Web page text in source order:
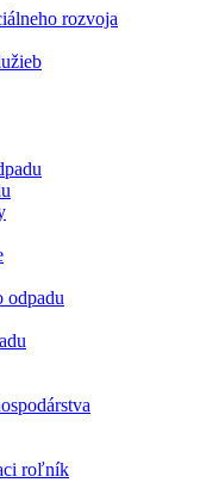
rozvoja
odpadu
roľník